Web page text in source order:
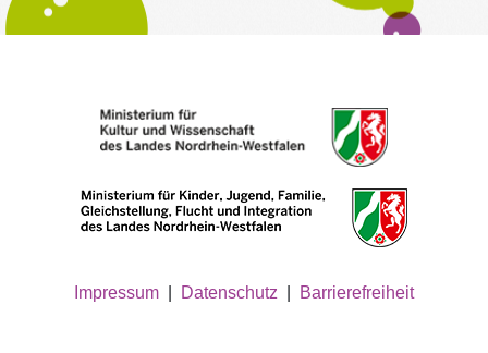
Impressum Datenschutz Barrierefreiheit